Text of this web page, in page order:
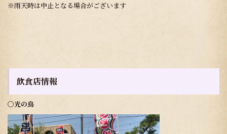
※雨天時は中止となる場合がございます
飲食店情報
〇光の鳥